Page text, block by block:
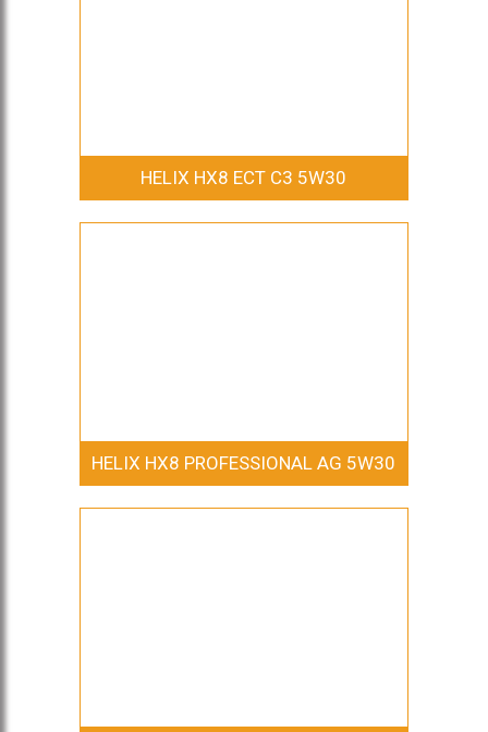
HELIX HX8 ECT C3 5W30
HELIX HX8 PROFESSIONAL AG 5W30